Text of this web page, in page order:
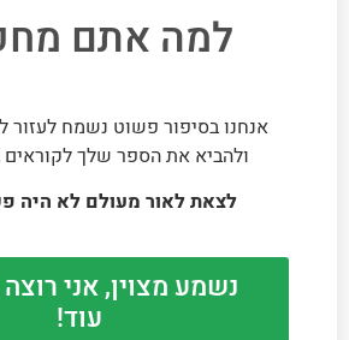
למה אתם
אנחנו בסיפור פשוט נשמח לעזור
ולהביא את הספר שלך לקוראים
לצאת לאור מעולם לא היה
נשמע מצוין, אני
עוד!